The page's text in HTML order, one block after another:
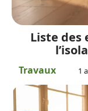
Liste des
Travaux 1